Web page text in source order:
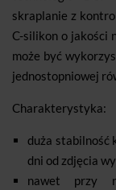
skraplanie z
C-silikon o jakości
może być
jednostopniowej
Charakterystyka:
duża stabilność
dni od zdjęcia
nawet przy